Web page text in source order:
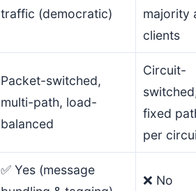
traffic (democratic)
majority
clients
Packet-switched,
multi-path, load-
balanced
Circuit-
fixed
per
✅ Yes (message
❌ No